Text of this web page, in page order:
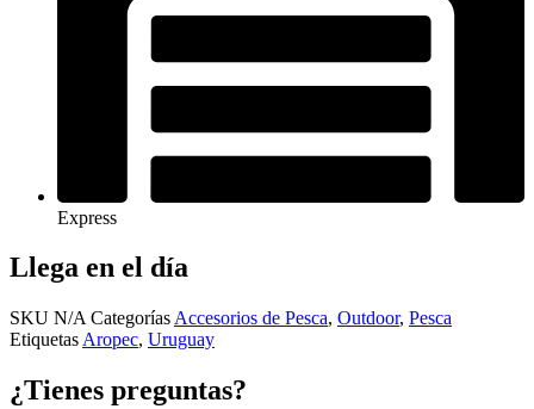
Express
Llega en el día
SKU N/A Categorías Accesorios de Pesca, Outdoor, Pesca
Etiquetas Aropec, Uruguay
¿Tienes preguntas?